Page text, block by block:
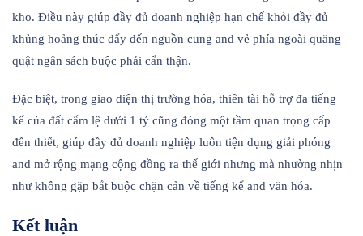
kho. Điều này giúp đầy đủ doanh nghiệp hạn chế khỏi đầy đủ
khủng hoảng thúc đẩy đến nguồn cung and vẻ phía ngoài quăng
quật ngân sách buộc phải cẩn thận.
Đặc biệt, trong giao diện thị trường hóa, thiên tài hỗ trợ đa tiếng
kể của đất cẩm lệ dưới 1 tỷ cũng đóng một tầm quan trọng cấp
đến thiết, giúp đầy đủ doanh nghiệp luôn tiện dụng giải phóng
and mở rộng mạng cộng đồng ra thế giới nhưng mà nhường nhịn
như không gặp bắt buộc chặn cản về tiếng kể and văn hóa.
Kết luận